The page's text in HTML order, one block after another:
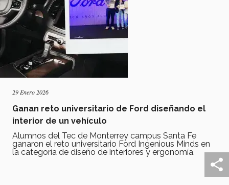
29 Enero 2026
Ganan reto universitario de Ford diseñando el
interior de un vehículo
Alumnos del Tec de Monterrey campus Santa Fe
ganaron el reto universitario Ford Ingenious Minds en
la categoría de diseño de interiores y ergonomía.